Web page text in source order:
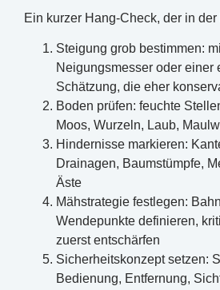
Ein kurzer Hang-Check, der in
Steigung grob bestimmen:
Neigungsmesser oder einer
Schätzung, die eher
Boden prüfen: feuchte
Moos, Wurzeln, Laub,
Hindernisse markieren:
Drainagen, Baumstümpfe,
Äste
Mähstrategie festlegen:
Wendepunkte definieren,
zuerst entschärfen
Sicherheitskonzept setzen:
Bedienung, Entfernung,